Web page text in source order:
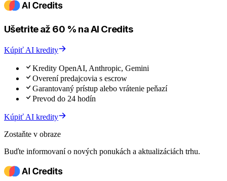
Ušetrite až 60 % na AI Credits
Kúpiť AI kredity
Kredity OpenAI, Anthropic, Gemini
Overení predajcovia s escrow
Garantovaný prístup alebo vrátenie peňazí
Prevod do 24 hodín
Kúpiť AI kredity
Zostaňte v obraze
Buďte informovaní o nových ponukách a aktualizáciách trhu.